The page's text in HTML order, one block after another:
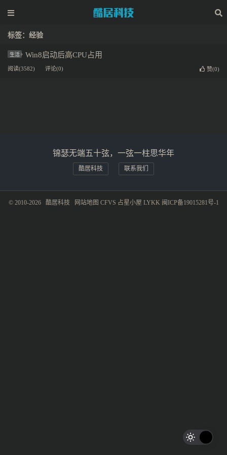
标签：经验
生活 Win8启动后高CPU占用
阅读(3582) 评论(0) 赞(0)
锦瑟无端五十弦，一弦一柱思华年
酷居科技 联系我们
© 2010-2026 酷居科技 网站地图 CFVS 占星小屋 LYKK 闽ICP备19015281号-1